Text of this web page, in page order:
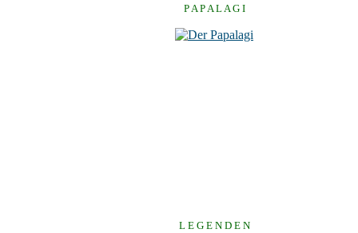
P A P A L A G I
L E G E N D E N